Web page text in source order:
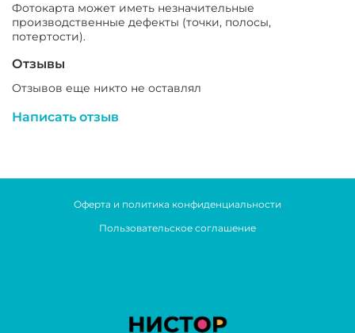
Фотокарта может иметь незначительные
производственные дефекты (точки, полосы,
потертости).
Отзывы
Отзывов еще никто не оставлял
Написать отзыв
Оферта и политика конфиденциальности
Пользовательское соглашение